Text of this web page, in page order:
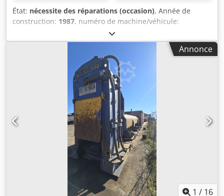
État: nécessite des réparations (occasion), Année de
construction: 1987, numéro de machine/véhicule:
15 000 kg
« pression latérale » est bloquée, car du matériau (tôles)
s'est glissé sous le bloc latéral et s'est coincé. Crsdpfxey
Annonce
1 / 16